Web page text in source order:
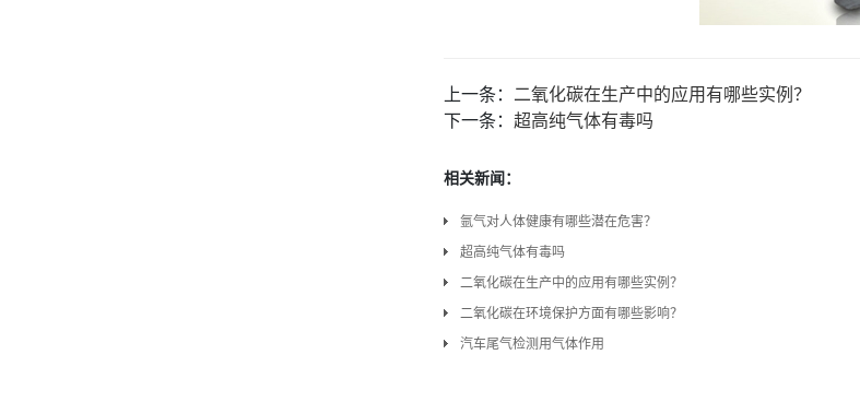
上一条： 二氧化碳在生产中的应用有哪些实例？
下一条： 超高纯气体有毒吗
相关新闻：
氩气对人体健康有哪些潜在危害？
超高纯气体有毒吗
二氧化碳在生产中的应用有哪些实例？
二氧化碳在环境保护方面有哪些影响？
汽车尾气检测用气体作用